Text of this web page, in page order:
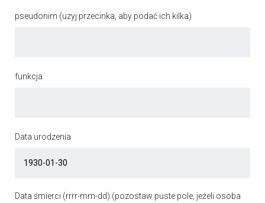
pseudonim (uzyj przecinka, aby podać ich kilka)
funkcja
Data urodzenia
Data śmierci (rrrr-mm-dd) (pozostaw puste pole, jeżeli osoba